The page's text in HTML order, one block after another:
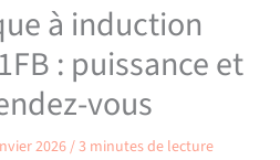
à induction
: puissance et
vous
2026/3 minutes de lecture